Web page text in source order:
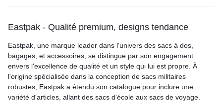
Eastpak - Qualité premium, designs tendance
Eastpak, une marque leader dans l'univers des sacs à dos,
bagages, et accessoires, se distingue par son engagement
envers l'excellence de qualité et un style qui lui est propre. À
l'origine spécialisée dans la conception de sacs militaires
robustes, Eastpak a étendu son catalogue pour inclure une
variété d'articles, allant des sacs d'école aux sacs de voyage.